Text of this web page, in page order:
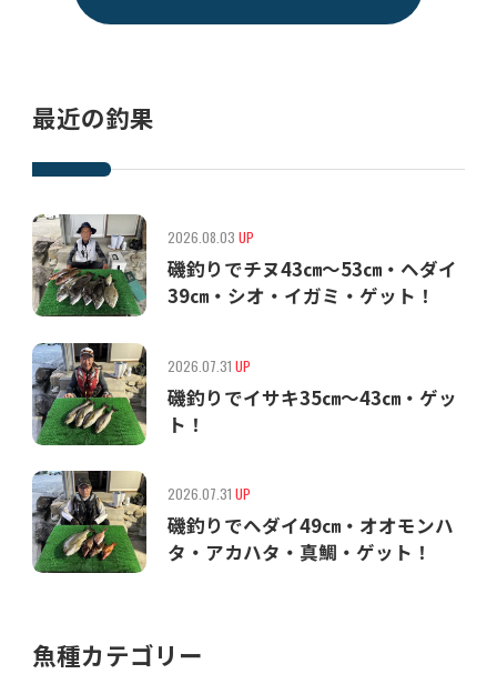
最近の釣果
2026.08.03 UP
磯釣りでチヌ43㎝〜53㎝・ヘダイ
39㎝・シオ・イガミ・ゲット！
2026.07.31 UP
磯釣りでイサキ35㎝〜43㎝・ゲッ
ト！
2026.07.31 UP
磯釣りでヘダイ49㎝・オオモンハ
タ・アカハタ・真鯛・ゲット！
魚種カテゴリー